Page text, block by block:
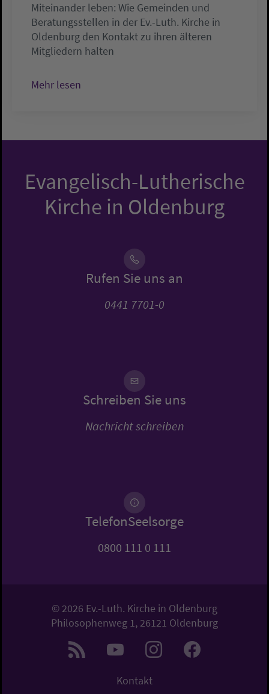
Miteinander leben: Wie Gemeinden und
Beratungsstellen in der Ev.-Luth. Kirche in
Oldenburg den Kontakt zu ihren älteren
Mitgliedern halten
Mehr lesen
Evangelisch-Lutherische
Kirche in Oldenburg
Rufen Sie uns an
0441 7701-0
Schreiben Sie uns
Nachricht schreiben
TelefonSeelsorge
0800 111 0 111
© 2026 Ev.-Luth. Kirche in Oldenburg
Philosophenweg 1, 26121 Oldenburg
Kontakt